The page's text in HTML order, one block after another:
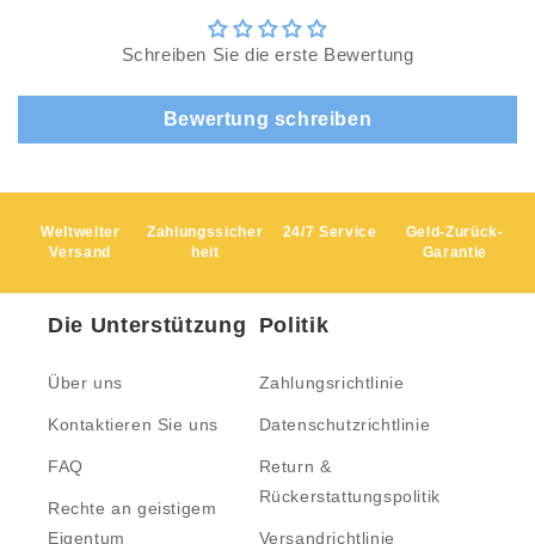
Schreiben Sie die erste Bewertung
Bewertung schreiben
Weltweiter
Versand
Zahlungssicher
heit
24/7 Service
Geld-Zurück-
Garantie
Die Unterstützung
Über uns
Kontaktieren Sie uns
FAQ
Rechte an geistigem
Eigentum
Politik
Zahlungsrichtlinie
Datenschutzrichtlinie
Return &
Rückerstattungspolitik
Versandrichtlinie